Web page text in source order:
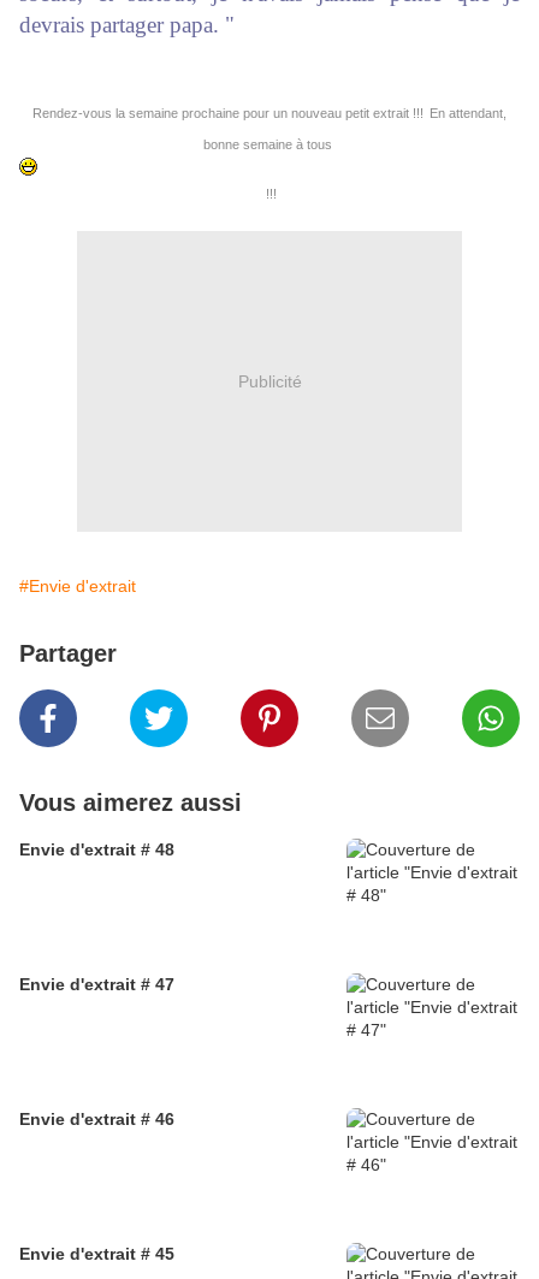
devrais partager papa. "
Rendez-vous la semaine prochaine pour un nouveau petit extrait !!! En attendant,
bonne semaine à tous
!!!
Publicité
#Envie d'extrait
Partager
Vous aimerez aussi
Envie d'extrait # 48
Envie d'extrait # 47
Envie d'extrait # 46
Envie d'extrait # 45